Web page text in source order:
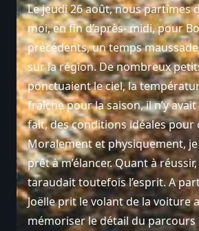
Le jeudi 26 août, nous partîmes
moi, en fin d’après- midi, pour
précédents, un temps
sur la région. De nombreux
ponctuaient le ciel, la
fraîche pour la saison, il n’y
fait, des conditions idéales pour
Moralement et physiquement,
prêt à m’élancer. Quant à
taraudait toutefois l’esprit. A
Joëlle prit le volant de la voiture
mémoriser le détail du parcours